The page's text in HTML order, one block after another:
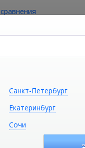
Сантехника
Санкт-Петербург
Екатеринбург
Сочи